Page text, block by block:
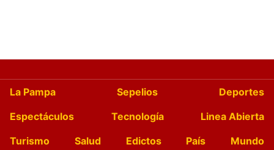
La Pampa Sepelios
Deportes
Espectáculos
Tecnología
Linea Abierta
Turismo
Salud Edictos País
Mundo